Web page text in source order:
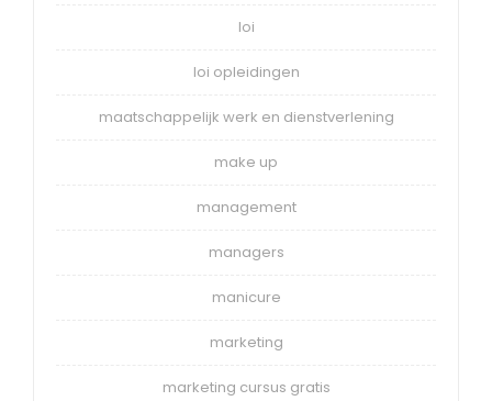
loi
loi opleidingen
maatschappelijk werk en dienstverlening
make up
management
managers
manicure
marketing
marketing cursus gratis